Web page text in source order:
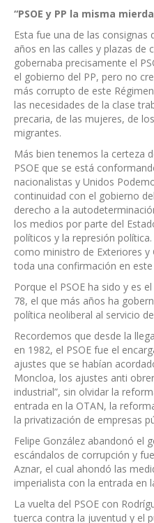
“PSOE y PP la misma
Esta fue una de las
años en las calles y plazas de
gobernaba precisamente el
el gobierno del PP, pero no
más corrupto de este
las necesidades de la clase
precaria, de las mujeres, de
migrantes.
Más bien tenemos la certeza
PSOE que se está
nacionalistas y Unidos
continuidad con el gobierno
derecho a la
los medios por parte del
políticos y la represión
como ministro de Exteriores y
toda una confirmación en
Porque el PSOE ha sido y es
78, el que más años ha
política neoliberal al servicio
Recordemos que desde la
en 1982, el PSOE fue el
ajustes que se habían
Moncloa, los ajustes anti
industrial”, sin olvidar la
entrada en la OTAN, la
la privatización de empresas
Felipe González abandonó el
escándalos de corrupción y
Aznar, el cual ahondó las
imperialista con la entrada en
La vuelta del PSOE con
tuerca contra la juventud y el